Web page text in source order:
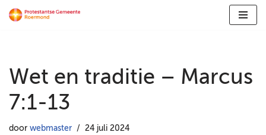
inhoud
Wet en traditie – Marcus
7:1-13
door webmaster 24 juli 2024